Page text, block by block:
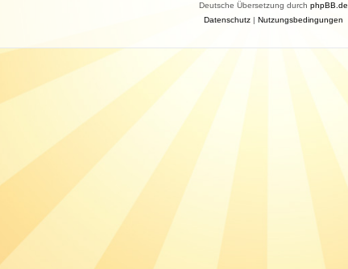
Deutsche Übersetzung durch phpBB.de
Datenschutz| Nutzungsbedingungen